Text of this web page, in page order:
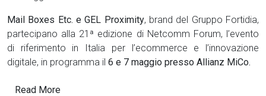
Mail Boxes Etc. e GEL Proximity, brand del Gruppo Fortidia,
partecipano alla 21ª edizione di Netcomm Forum, l’evento
di riferimento in Italia per l’ecommerce e l’innovazione
digitale, in programma il 6 e 7 maggio presso Allianz MiCo.
Read More